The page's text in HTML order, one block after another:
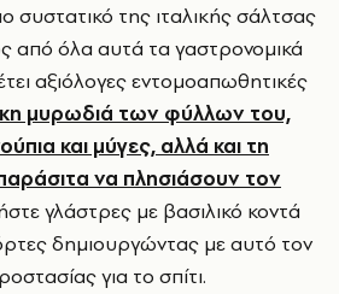
συστατικό της ιταλικής σάλτσας
από όλα αυτά τα γαστρονομικά
αξιόλογες εντομοαπωθητικές
μυρωδιά των φύλλων του,
και μύγες, αλλά και τη
να πλησιάσουν τον
γλάστρες με βασιλικό κοντά
δημιουργώντας με αυτό τον
για το σπίτι.